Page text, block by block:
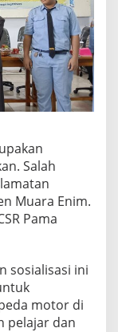
Salah
Muara Enim.
Pama
sosialisasi ini
motor di
pelajar dan